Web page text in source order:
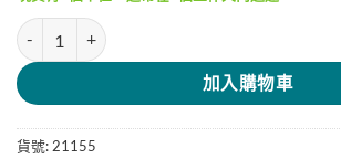
LYRA GROOVE (3合1) 胖胖三角洞洞筆 (6色) 數量
加入購物車
貨號: 21155